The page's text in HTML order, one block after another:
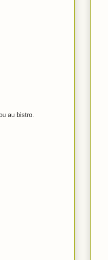
au bistro.